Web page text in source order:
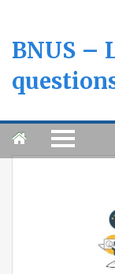
BNUS –